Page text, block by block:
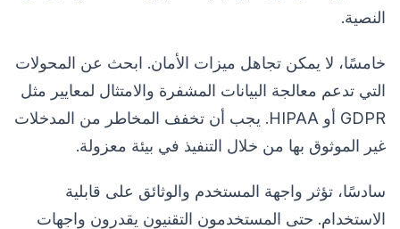
النصية.
خامسًا، لا يمكن تجاهل ميزات الأمان. ابحث عن المحولات
التي تدعم معالجة البيانات المشفرة والامتثال لمعايير مثل
GDPR أو HIPAA. يجب أن تخفف المخاطر من المدخلات
غير الموثوق بها من خلال التنفيذ في بيئة معزولة.
سادسًا، تؤثر واجهة المستخدم والوثائق على قابلية
الاستخدام. حتى المستخدمون التقنيون يقدرون واجهات